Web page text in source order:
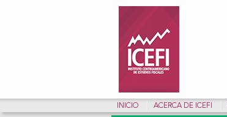
INICIO ACERCA DE ICEFI